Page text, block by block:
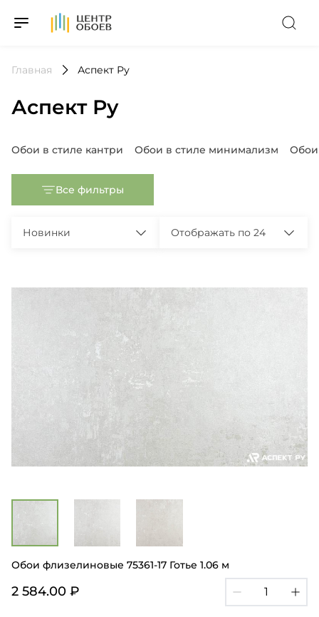
На Главную
Главная Аспект Ру
Аспект Ру
Популярные запросы
Обои в стиле кантри Обои в стиле минимализм Обои
Все фильтры
Новинки Отображать по 24
Обои флизелиновые 75361-17 Готье 1.06 м
2 584.00 ₽